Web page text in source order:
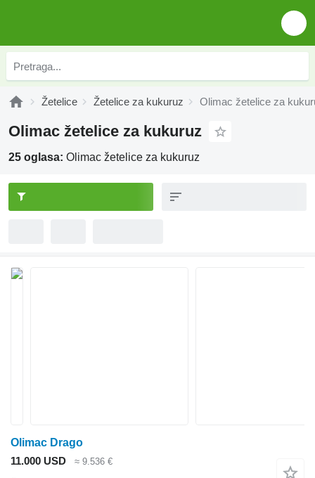
Žetelice Žetelice za kukuruz Olimac žetelice za
Olimac žetelice za kukuruz
25 oglasa: Olimac žetelice za kukuruz
Olimac Drago
11.000 USD
≈ 9.536 €